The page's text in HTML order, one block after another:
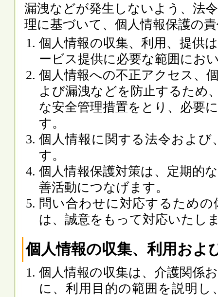
漏洩などが発生しないよう、法
理に基づいて、個人情報保護の
個人情報の収集、利用、提供
ービス提供に必要な範囲にお
個人情報への不正アクセス、
よび漏洩などを防止するため
な安全管理措置をとり、必要
す。
個人情報に関する法令およ
す。
個人情報保護対策は、定期的
善活動につなげます。
問い合わせに対応するため
は、誠意をもって対応いたし
個人情報の収集、利用およ
個人情報の収集は、介護関係
に、利用目的の範囲を説明